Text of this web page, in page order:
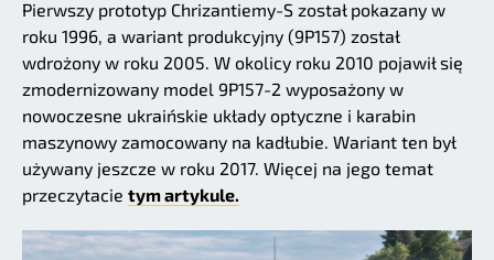
Pierwszy prototyp Chrizantiemy-S został pokazany w
roku 1996, a wariant produkcyjny (9P157) został
wdrożony w roku 2005. W okolicy roku 2010 pojawił się
zmodernizowany model 9P157-2 wyposażony w
nowoczesne ukraińskie układy optyczne i karabin
maszynowy zamocowany na kadłubie. Wariant ten był
używany jeszcze w roku 2017. Więcej na jego temat
przeczytacie tym artykule.